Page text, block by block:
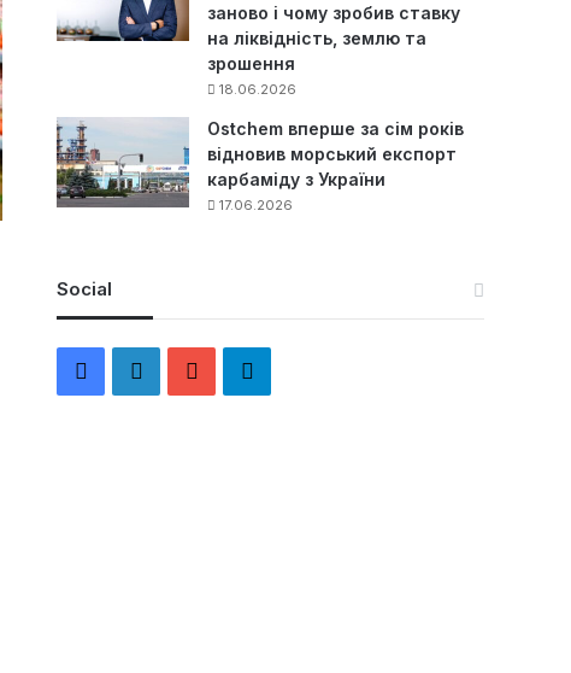
заново і чому зробив ставку
на ліквідність, землю та
зрошення
18.06.2026
Ostchem вперше за сім років
відновив морський експорт
карбаміду з України
17.06.2026
Social